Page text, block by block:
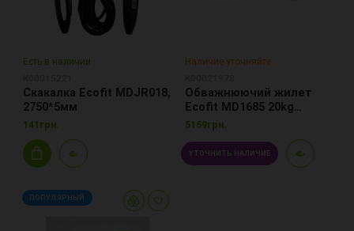
Есть в наличии
Скакалка Ecofit MDJR018,
2750*5мм
141грн.
Наличие уточняйте
Обважнюючий жилет
Ecofit MD1685 20kg
Cordura+Iron
5159грн.
УТОЧНИТЬ НАЛИЧИЕ
ПОПУЛЯРНЫЙ